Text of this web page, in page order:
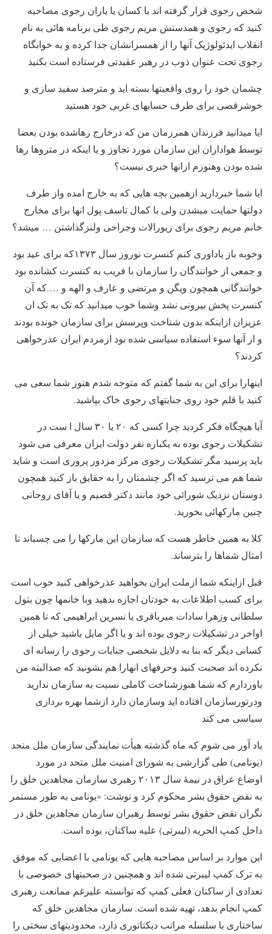
شخص رجوی قرار گرفته اند با کسان یا یاران رجوی مصاحبه
کنید که رجوی و همدستش مریم رجوی طی برنامه هائی به نام
انقلاب ایدئولوژیک آنها را از همسرانشان جدا کرده و به خوابگاه
رجوی تحت عنوان ذوب در رهبر عقیدتی فرستاده است بکنید
چشمان خود را روی واقعیتها بسته اید و مترصد سفید سازی و
خوشرقصی برای طرف حسابهای غربی خود هستید
ایا میدانید فرزندان همرزمان من که درخارج رهاشده بودن بعضا
توسط هواداران این سازمان مورد تجاوز و یا اینکه در متروها رها
شده بودن وهنوزم ازانها خبری نیست؟
ایا شما خبردارید ازهمین بچه هایی که به خارج امده واز طرف
دولتها حمایت میشدن ولی با کمال تاسف پول انها برای مخارج
خانم مریم رجوی برای زیورالات وجراحی ولنزگذاشتن … میشد؟
وخوبه باز یاداوری کنم کنسرت نوروز سال ۱۳۷۳که برای عید بود
و جمعی از خوانندگان را سازمان با فریب به کنسرت کشانده بود
خوانندگانی همچون ویگن و مرتضی و عارف و الهه و ….که آن
کنسرت پخش بیرونی نشد وشما خوب میدانید که تک به تک ان
عزیزان ازاینکه بدون شناخت وپرسش برای سازمان خونده بودند
و از آنها سوء استفاده سیاسی شده بود ازمردم ایران عذرخواهی
کردند؟
اینهارا برای این به شما گفتم که متوجه شدم هنوز شما سعی می
کنید با قلم خود روی جنایتهای رجوی خاک بپاشید.
آیا هیچگاه فکر کردید چرا کسی که ۲۰ یا ۳۰ سال ا ست در
تشکیلات رجوی بوده به یکباره نفر دولت ایران معرفی می شود
باید پرسید مگر تشکیلات رجوی مرکز مزدور پروری است و شاید
شما هم می ترسید که اگر چشمتان را به حقایق باز کنید همچون
دوستان نزدیک شورائی خود مانند دکتر قصیم و یا آقای روحانی
چنین مارکهائی بخورید.
کلا به همین خاطر هست که سازمان این مارکها را می چسباند تا
امثال شماها را بترساند.
قبل ازاینکه شما ازملت ایران بخواهید عذرخواهی کنید خوب است
برای کسب اطلاعات به خودتان اجازه بدهید وبا خانمها چون بتول
سلطانی وزهرا سادات میرباقری یا نسرین ابراهیمی که تا همین
اواخر در تشکیلات رجوی بوده اند و یا اگر مایل باشید خیلی از
کسانی دیگر که بنا به دلایل شخصی جنایات رجوی را رسانه ای
نکرده اند صحبت کنید وحرفهای انهارا هم بشونید که صدالبته من
باوردارم که شما هنوزشناخت کاملی نسبت به سازمان ندارید
ودرتورسازمان افتاده اید وسازمان دارد ازشما بهره برداری
سیاسی می کند
یاد آور می شوم که ماه گذشته هیأت نمایندگی سازمان ملل متحد
(یونامی) طی گزارشی به شورای امنیت ملل متحد در مورد
اوضاع عراق در نیمۀ سال ۲۰۱۳ رهبری سازمان مجاهدین خلق را
به نقض حقوق بشر محکوم کرد و نوشت: «یونامی به طور مستمر
نگران نقض حقوق بشر توسط رهبران سازمان مجاهدین خلق در
داخل کمپ الحریه (لیبرتی) علیه ساکنان، بوده است.
این موارد بر اساس مصاحبه هایی که یونامی با اعضایی که موفق
به ترک کمپ لیبرتی شده اند و همچنین در صحبتهای خصوصی با
تعدادی از ساکنان فعلی کمپ که توانسته علیرغم ممانعت رهبری
کمپ انجام بدهد، تهیه شده است. سازمان مجاهدین خلق که
ساختاری با سلسله مراتب دیکتاتوری دارد، محدودیتهای سختی را